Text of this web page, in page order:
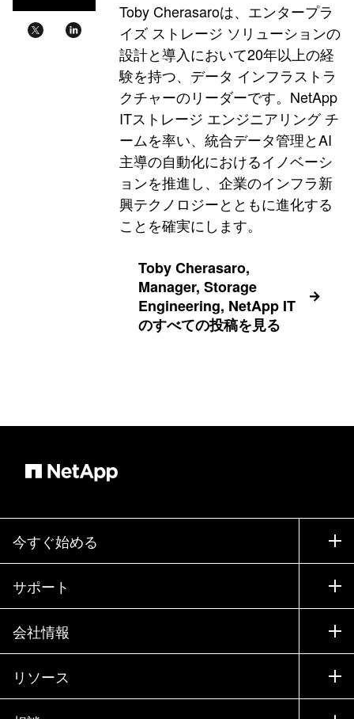
Toby Cherasaroは、エンタープラ
イズ ストレージ ソリューションの
設計と導入において20年以上の経
験を持つ、データ インフラストラ
クチャーのリーダーです。NetApp
ITストレージ エンジニアリング チ
ームを率い、統合データ管理とAI
主導の自動化におけるイノベーシ
ョンを推進し、企業のインフラ新
興テクノロジーとともに進化する
ことを確実にします。
Toby Cherasaro,
Manager, Storage
Engineering, NetApp IT
のすべての投稿を見る
今すぐ始める
購入方法
営業チームへのお問い合わせ
パートナーを検索
エグゼクティブ ブリーフィング
サポート
サポート
トレーニング
ドキュメント
ナレッジ ベース
会社情報
会社情報
パートナー
リソース
ニュースルーム